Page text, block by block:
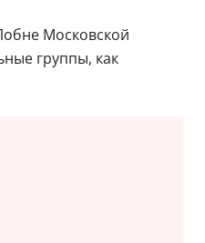
Московской
группы, как